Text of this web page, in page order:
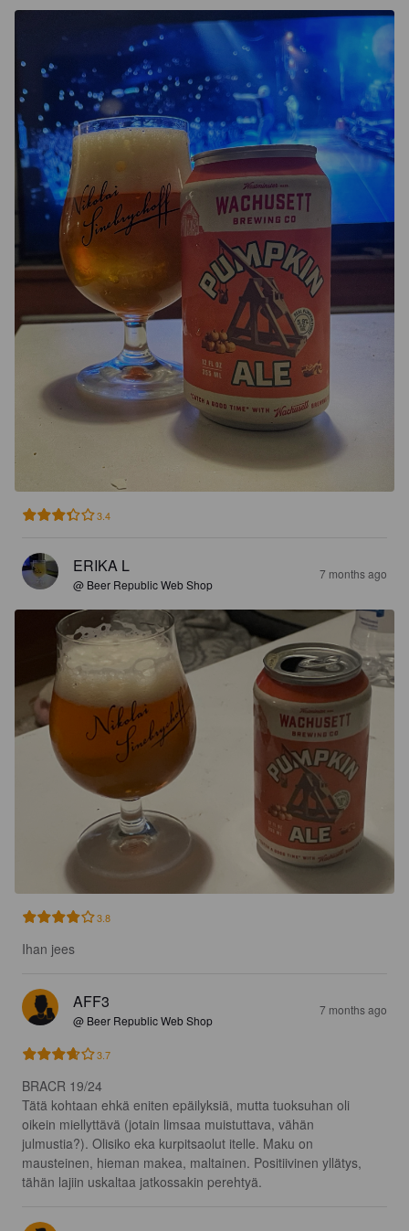
3.4
ERIKA L
@ Beer Republic Web Shop
7 months ago
3.8
Ihan jees
AFF3
@ Beer Republic Web Shop
7 months ago
3.7
BRACR 19/24
Tätä kohtaan ehkä eniten epäilyksiä, mutta tuoksuhan oli
oikein miellyttävä (jotain limsaa muistuttava, vähän
julmustia?). Olisiko eka kurpitsaolut itelle. Maku on
mausteinen, hieman makea, maltainen. Positiivinen yllätys,
tähän lajiin uskaltaa jatkossakin perehtyä.